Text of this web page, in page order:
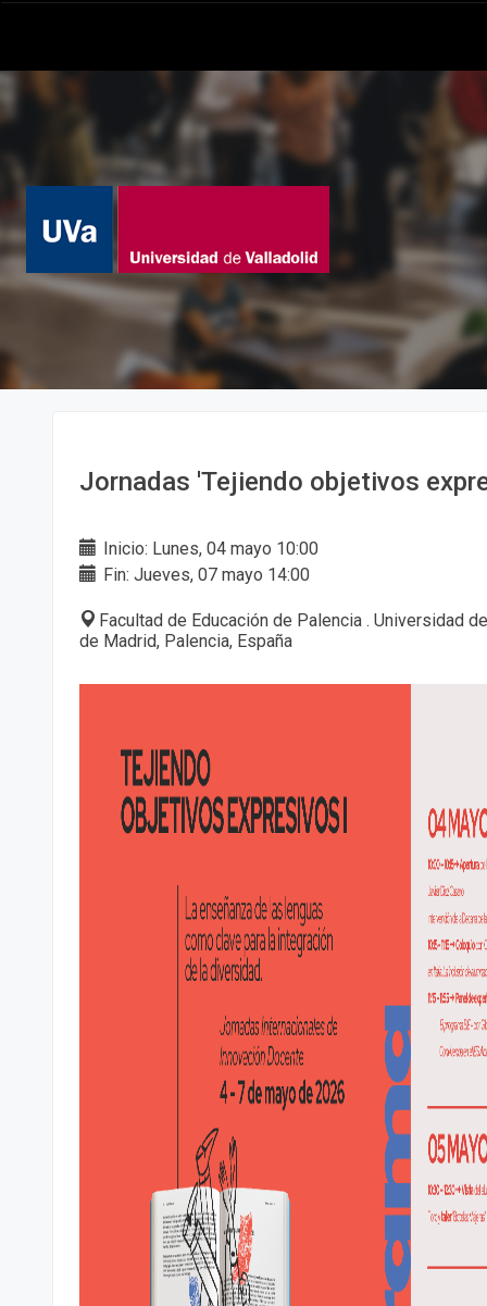
Jornadas 'Tejiendo objetivos
Inicio: Lunes, 04 mayo 10:00
Fin: Jueves, 07 mayo 14:00
Facultad de Educación de Palencia . Universidad
de Madrid, Palencia, España